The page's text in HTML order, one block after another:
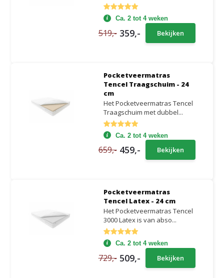
Ca. 2 tot 4 weken
519,- 359,- Bekijken
Pocketveermatras
Tencel Traagschuim - 24
cm
Het Pocketveermatras Tencel
Traagschuim met dubbel...
Ca. 2 tot 4 weken
659,- 459,- Bekijken
Pocketveermatras
Tencel Latex - 24 cm
Het Pocketveermatras Tencel
3000 Latex is van abso...
Ca. 2 tot 4 weken
729,- 509,- Bekijken